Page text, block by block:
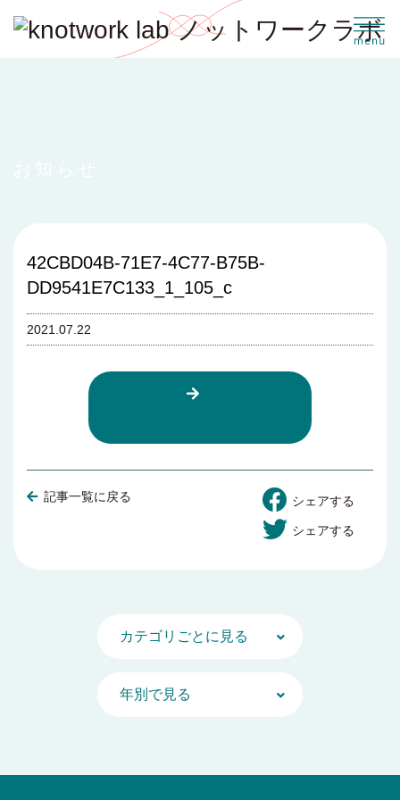
42CBD04B-71E7-4C77-B75B-
DD9541E7C133_1_105_c
2021.07.22
記事一覧に戻る シェアする
シェアする